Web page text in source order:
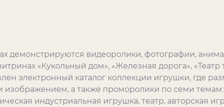
демонстрируются видеоролики, фотографии,
«Кукольный дом», «Железная дорога»,
электронный каталог коллекции игрушки, где
изображением, а также проморолики по семи
индустриальная игрушка, театр, авторская